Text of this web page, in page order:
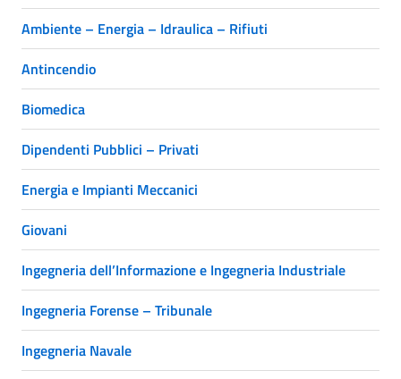
Ambiente – Energia – Idraulica – Rifiuti
Antincendio
Biomedica
Dipendenti Pubblici – Privati
Energia e Impianti Meccanici
Giovani
Ingegneria dell’Informazione e Ingegneria Industriale
Ingegneria Forense – Tribunale
Ingegneria Navale